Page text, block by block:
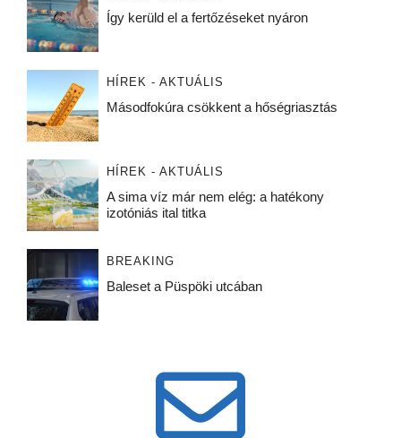
Így kerüld el a fertőzéseket nyáron
HÍREK - AKTUÁLIS
Másodfokúra csökkent a hőségriasztás
HÍREK - AKTUÁLIS
A sima víz már nem elég: a hatékony
izotóniás ital titka
BREAKING
Baleset a Püspöki utcában